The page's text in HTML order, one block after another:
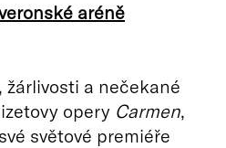
aréně
žárlivosti a nečekané
opery Carmen,
světové premiéře